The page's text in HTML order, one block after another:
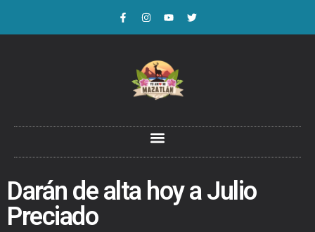
Darán de alta hoy a Julio
Preciado